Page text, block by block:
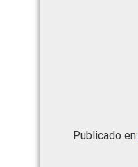
Publicado en: